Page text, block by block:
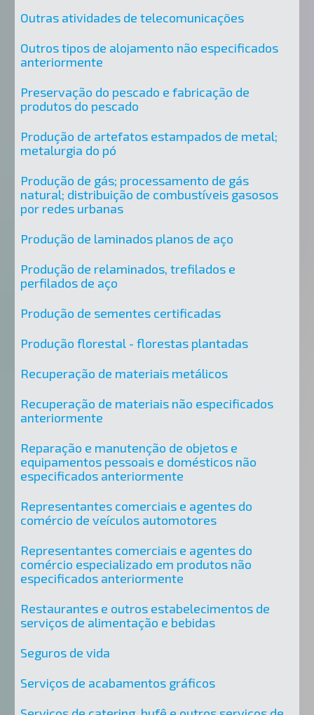
Outras atividades de telecomunicações
Outros tipos de alojamento não especificados
anteriormente
Preservação do pescado e fabricação de
produtos do pescado
Produção de artefatos estampados de metal;
metalurgia do pó
Produção de gás; processamento de gás
natural; distribuição de combustíveis gasosos
por redes urbanas
Produção de laminados planos de aço
Produção de relaminados, trefilados e
perfilados de aço
Produção de sementes certificadas
Produção florestal - florestas plantadas
Recuperação de materiais metálicos
Recuperação de materiais não especificados
anteriormente
Reparação e manutenção de objetos e
equipamentos pessoais e domésticos não
especificados anteriormente
Representantes comerciais e agentes do
comércio de veículos automotores
Representantes comerciais e agentes do
comércio especializado em produtos não
especificados anteriormente
Restaurantes e outros estabelecimentos de
serviços de alimentação e bebidas
Seguros de vida
Serviços de acabamentos gráficos